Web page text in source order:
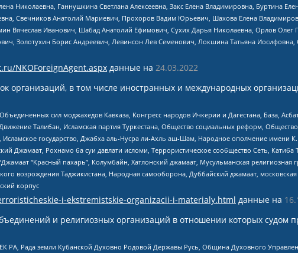
Николаевна, Ганнушкина Светлана Алексеевна, Закс Елена Владимировна, Буртина
Свечников Анатолий Мариевич, Прохоров Вадим Юрьевич, Шахова Елена
Вячеслав Иванович, Шабад Анатолий Ефимович, Сухих Дарья Николаевна, Орлов
Золотухин Борис Андреевич, Левинсон Лев Семенович, Локшина Татьяна
NKOForeignAgent.aspx данные на 24.03.2022
организаций, в том числе иностранных и международных
сил моджахедов Кавказа, Конгресс народов Ичкерии и Дагестана, База,
Талибан, Исламская партия Туркестана, Общество социальных реформ,
Исламское государство, Джабха аль-Нусра ли-Ахль аш-Шам, Народное ополчение
Джамаат, Рохнамо ба суи давлати исломи, Террористическое сообщество Сеть,
“Красный пахарь”, Колумбайн, Хатлонский джамаат, Мусульманская
возрождения Таджикистана, Народная самооборона, Дуббайский джамаат,
корпус
i-ekstremistskie-organizacii-i-materialy.html данные на
и религиозных организаций в отношении которых судом
РА, Рада земли Кубанской Духовно Родовой Державы Русь, Община Духовного